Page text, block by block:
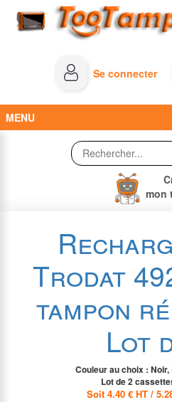
Se connecter
MENU
mon
Trodat
tampon
Lot
Couleur au choix : Noir,
Lot de 2
Soit 4.40 € HT /